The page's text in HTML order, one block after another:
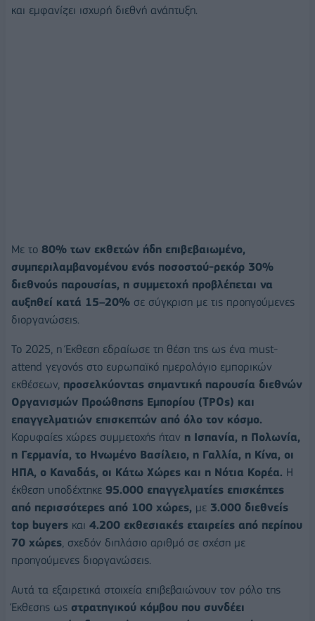
και εμφανίζει ισχυρή διεθνή ανάπτυξη.
Με το 80% των εκθετών ήδη επιβεβαιωμένο,
συμπεριλαμβανομένου ενός ποσοστού-ρεκόρ 30%
διεθνούς παρουσίας, η συμμετοχή προβλέπεται να
αυξηθεί κατά 15–20% σε σύγκριση με τις προηγούμενες
διοργανώσεις.
Το 2025, η Έκθεση εδραίωσε τη θέση της ως ένα must-
attend γεγονός στο ευρωπαϊκό ημερολόγιο εμπορικών
εκθέσεων, προσελκύοντας σημαντική παρουσία διεθνών
Οργανισμών Προώθησης Εμπορίου (TPOs) και
επαγγελματιών επισκεπτών από όλο τον κόσμο.
Κορυφαίες χώρες συμμετοχής ήταν η Ισπανία, η Πολωνία,
η Γερμανία, το Ηνωμένο Βασίλειο, η Γαλλία, η Κίνα, οι
ΗΠΑ, ο Καναδάς, οι Κάτω Χώρες και η Νότια Κορέα. Η
έκθεση υποδέχτηκε 95.000 επαγγελματίες επισκέπτες
από περισσότερες από 100 χώρες, με 3.000 διεθνείς
top buyers και 4.200 εκθεσιακές εταιρείες από περίπου
70 χώρες, σχεδόν διπλάσιο αριθμό σε σχέση με
προηγούμενες διοργανώσεις.
Αυτά τα εξαιρετικά στοιχεία επιβεβαιώνουν τον ρόλο της
Έκθεσης ως στρατηγικού κόμβου που συνδέει